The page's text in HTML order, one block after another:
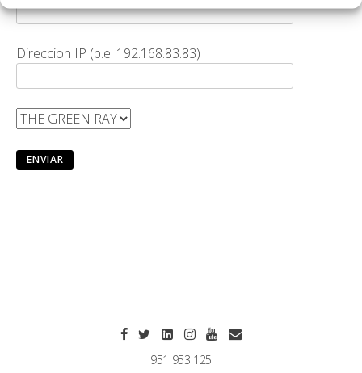
Direccion IP (p.e. 192.168.83.83)
951 953 125